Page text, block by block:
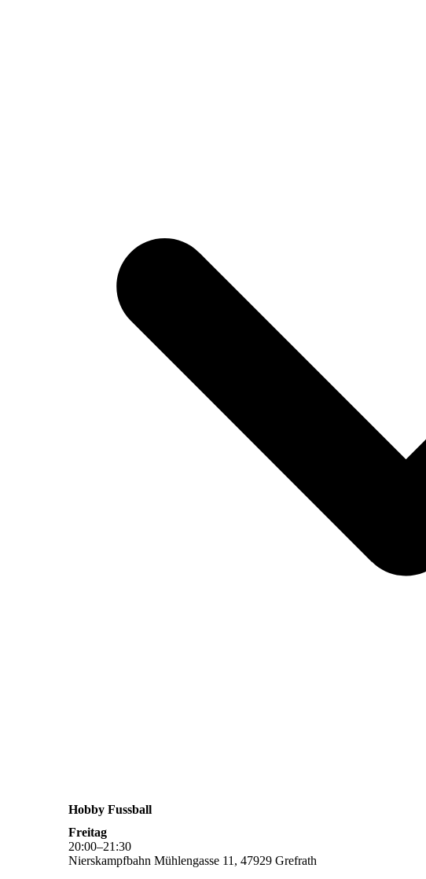
Hobby Fussball
Freitag
20:00–21 :30
Nierskampfbahn Mühlengasse 11, 47929 Grefrath